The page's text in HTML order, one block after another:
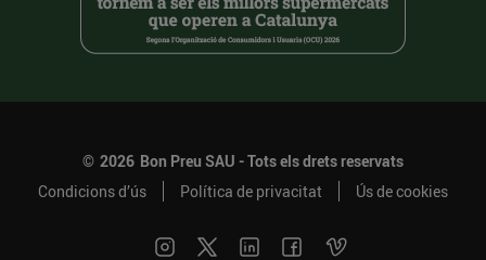
© 2026 Bon Preu SAU - Tots els drets reservats
Condicions d’ús
Política de privacitat Ús de cookies